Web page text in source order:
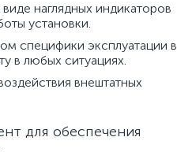
наглядных индикаторов
установки.
специфики эксплуатации в
в любых ситуациях.
внештатных
для обеспечения